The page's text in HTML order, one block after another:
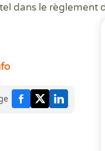
dans le règlement